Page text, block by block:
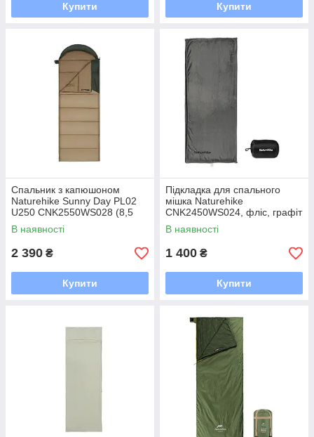
Купити Купити
Спальник з капюшоном
Naturehike Sunny Day PL02
U250 CNK2550WS028 (8,5
°C) правий brown-green
В наявності
2 390 ₴
Купити
Підкладка для спального
мішка Naturehike
CNK2450WS024, фліс, графіт
В наявності
1 400 ₴
Купити